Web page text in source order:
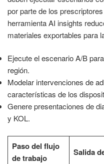
por parte de los
herramienta AI insights
materiales exportables para
Ejecute el escenario A/B
región.
Modelar intervenciones de
características de los
Genere presentaciones de
y KOL.
Paso del flujo
de trabajo
Salida